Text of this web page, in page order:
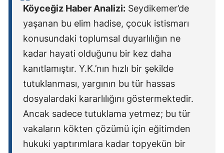
Köyceğiz Haber Analizi: Seydikemer’de
yaşanan bu elim hadise, çocuk istismarı
konusundaki toplumsal duyarlılığın ne
kadar hayati olduğunu bir kez daha
kanıtlamıştır. Y.K.’nın hızlı bir şekilde
tutuklanması, yargının bu tür hassas
dosyalardaki kararlılığını göstermektedir.
Ancak sadece tutuklama yetmez; bu tür
vakaların kökten çözümü için eğitimden
hukuki yaptırımlara kadar topyekün bir